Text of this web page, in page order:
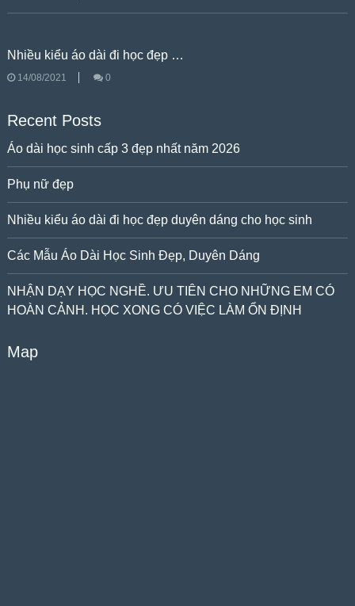
Nhiều kiểu áo dài đi học đẹp …
14/08/2021 0
Recent Posts
Áo dài học sinh cấp 3 đẹp nhất năm 2026
Phụ nữ đẹp
Nhiều kiểu áo dài đi học đẹp duyên dáng cho học sinh
Các Mẫu Áo Dài Học Sinh Đẹp, Duyên Dáng
NHẬN DẠY HỌC NGHỀ. ƯU TIÊN CHO NHỮNG EM CÓ
HOÀN CẢNH. HỌC XONG CÓ VIỆC LÀM ỔN ĐỊNH
Map